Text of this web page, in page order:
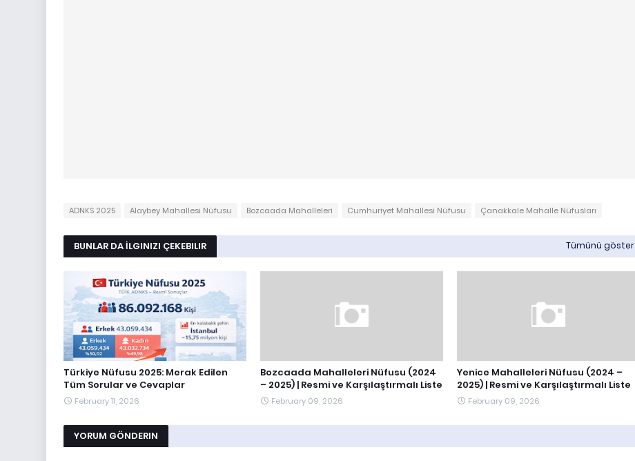
ADNKS 2025 Alaybey Mahallesi Nüfusu Bozcaada Mahalleleri Cumhuriyet Mahallesi Nüfusu Çanakkale Mahalle Nüfusları
BUNLAR DA İLGINIZI ÇEKEBILIR Tümünü göster
Türkiye Nüfusu 2025: Merak Edilen
Tüm Sorular ve Cevaplar
February 11, 2026
Bozcaada Mahalleleri Nüfusu (2024
– 2025) | Resmi ve Karşılaştırmalı Liste
February 09, 2026
Yenice Mahalleleri Nüfusu (2024 –
2025) | Resmi ve Karşılaştırmalı Liste
February 09, 2026
YORUM GÖNDERIN